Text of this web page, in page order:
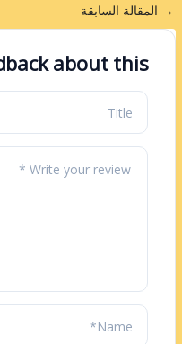
→ المقالة السابقة
about this